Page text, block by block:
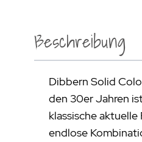
Beschreibung
Dibbern Solid
den 30er Jahren
klassische
endlose